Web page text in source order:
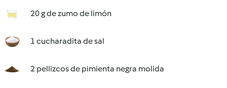
20 g de zumo de limón
1 cucharadita de sal
2 pellizcos de pimienta negra molida